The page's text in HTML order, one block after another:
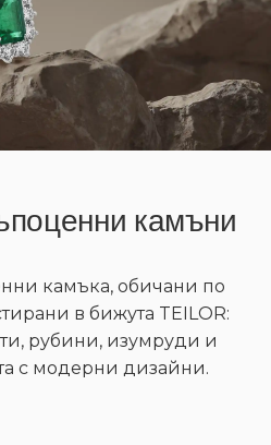
камъни
камъка, обичани по
в бижута TEILOR:
рубини, изумруди и
с модерни дизайни.